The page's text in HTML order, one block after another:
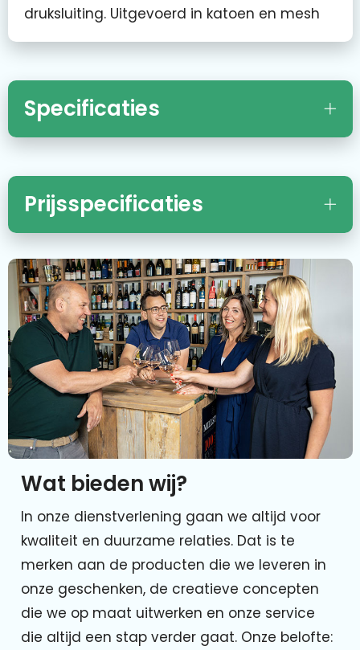
druksluiting. Uitgevoerd in katoen en mesh
Specificaties
Prijsspecificaties
Wat bieden wij?
In onze dienstverlening gaan we altijd voor
kwaliteit en duurzame relaties. Dat is te
merken aan de producten die we leveren in
onze geschenken, de creatieve concepten
die we op maat uitwerken en onze service
die altijd een stap verder gaat. Onze belofte: